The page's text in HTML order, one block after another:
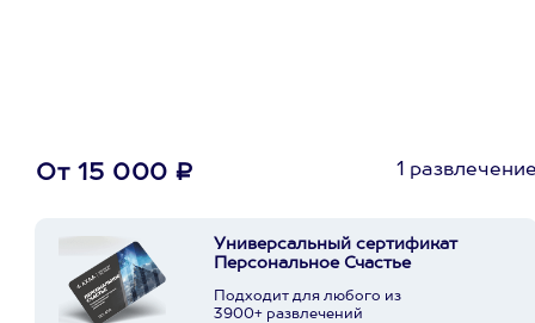
От 15 000 ₽ 1
Универсальный сертификат
Персональное Счастье
Подходит для любого из
3900+ развлечений